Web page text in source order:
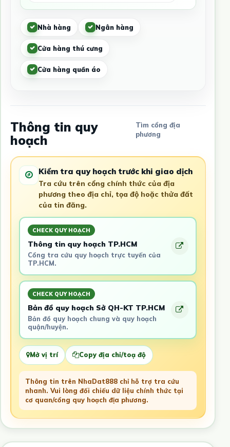
Nhà hàng Ngân hàng
Cửa hàng thú cưng
Cửa hàng quần áo
Thông tin quy
hoạch
Tìm cổng địa
phương
Kiểm tra quy hoạch trước khi giao dịch
Tra cứu trên cổng chính thức của địa
phương theo địa chỉ, tọa độ hoặc thửa đất
của tin đăng.
CHECK QUY HOẠCH
Thông tin quy hoạch TP.HCM
Cổng tra cứu quy hoạch trực tuyến của
TP.HCM.
CHECK QUY HOẠCH
Bản đồ quy hoạch Sở QH-KT TP.HCM
Bản đồ quy hoạch chung và quy hoạch
quận/huyện.
Mở vị trí Copy địa chỉ/toạ độ
Thông tin trên NhaDat888 chỉ hỗ trợ tra cứu
nhanh. Vui lòng đối chiếu dữ liệu chính thức tại
cơ quan/cổng quy hoạch địa phương.